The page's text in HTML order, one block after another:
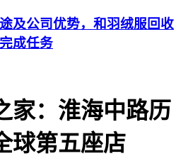
及公司优势，和羽绒服回收
成任务
家：淮海中路历
球第五座店